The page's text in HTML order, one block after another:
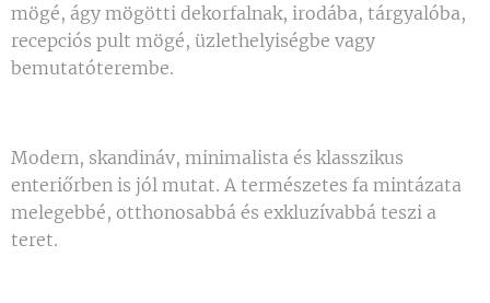
mögé, ágy mögötti dekorfalnak, irodába, tárgyalóba,
recepciós pult mögé, üzlethelyiségbe vagy
bemutatóterembe.
Modern, skandináv, minimalista és klasszikus
enteriőrben is jól mutat. A természetes fa mintázata
melegebbé, otthonosabbá és exkluzívabbá teszi a
teret.